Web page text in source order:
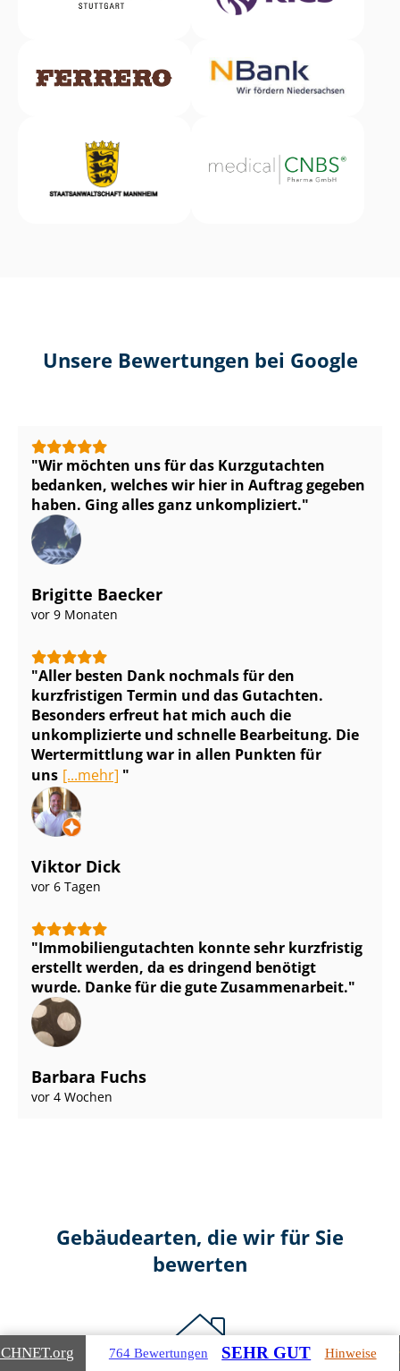
Unsere Bewertungen bei Google
Wir möchten uns für das Kurzgutachten
bedanken, welches wir hier in Auftrag gegeben
haben. Ging alles ganz unkompliziert.
Brigitte Baecker
vor 9 Monaten
Aller besten Dank nochmals für den
kurzfristigen Termin und das Gutachten.
Besonders erfreut hat mich auch die
unkomplizierte und schnelle Bearbeitung. Die
Wertermittlung war in allen Punkten für
uns [...mehr]
Viktor Dick
vor 6 Tagen
Im­mo­bi­li­en­gut­ach­ten konnte sehr kurzfristig
erstellt werden, da es dringend benötigt
wurde. Danke für die gute Zusammenarbeit.
Barbara Fuchs
vor 4 Wochen
Gebäudearten, die wir für Sie
bewerten
.org 764 Bewertungen SEHR GUT Hinweise